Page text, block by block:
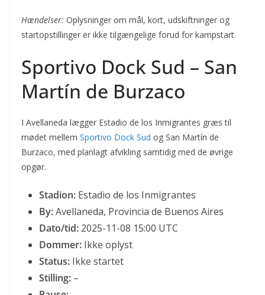
Hændelser: Oplysninger om mål, kort, udskiftninger og
startopstillinger er ikke tilgængelige forud for kampstart.
Sportivo Dock Sud – San
Martín de Burzaco
I Avellaneda lægger Estadio de los Inmigrantes græs til
mødet mellem Sportivo Dock Sud og San Martín de
Burzaco, med planlagt afvikling samtidig med de øvrige
opgør.
Stadion: Estadio de los Inmigrantes
By:Avellaneda, Provincia de Buenos Aires
Dato/tid: 2025-11-08 15:00 UTC
Dommer: Ikke oplyst
Status: Ikke startet
Stilling: –